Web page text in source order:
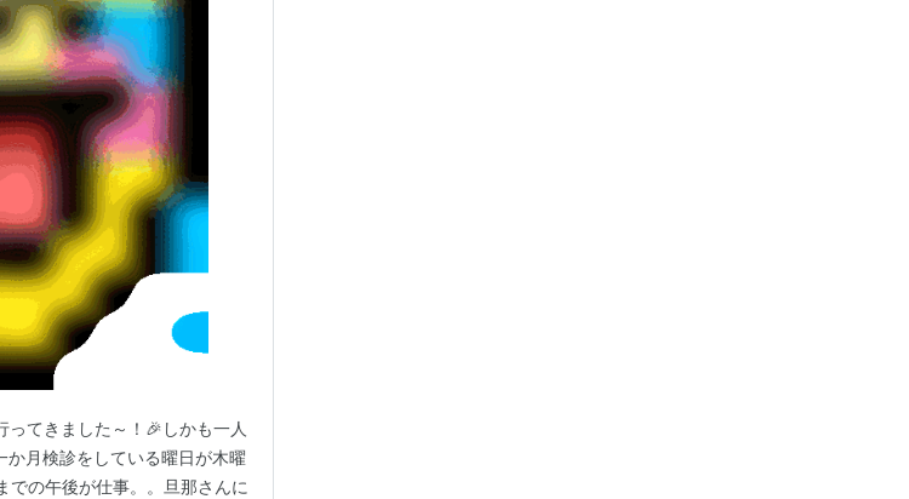
てきました～！🎉しかも一人
月検診をしている曜日が木曜
での午後が仕事。。旦那さんに